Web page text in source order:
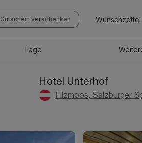
Gutschein verschenken Wunschzettel
Lage
Hotel Unterhof
Filzmoos, Salzburger